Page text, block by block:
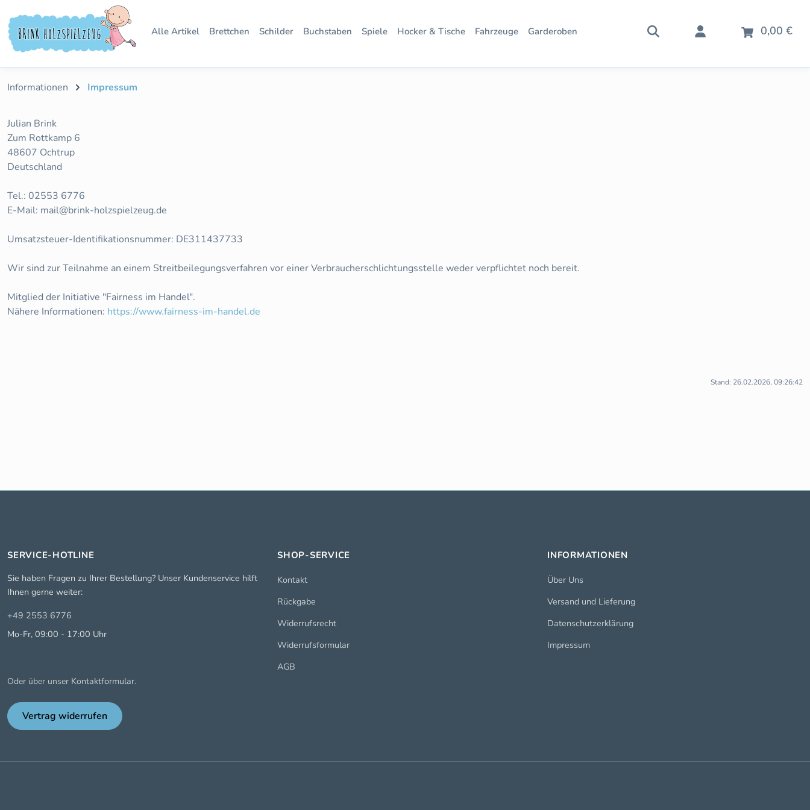
Hauptinhalt springen
Zur Suche springen
Zur Hauptnavigation springen
Alle Artikel Brettchen Schilder Buchstaben Spiele Hocker & Tische Fahrzeuge Garderoben 0,00 €
Informationen Impressum
Julian Brink
Zum Rottkamp 6
48607 Ochtrup
Deutschland
Tel.: 02553 6776
E-Mail: mail@brink-holzspielzeug.de
Umsatzsteuer-Identifikationsnummer: DE311437733
Wir sind zur Teilnahme an einem Streitbeilegungsverfahren vor einer Verbraucherschlichtungsstelle weder verpflichtet noch bereit.
Mitglied der Initiative "Fairness im Handel".
Nähere Informationen: https://www.fairness-im-handel.de
Stand: 26.02.2026, 09:26:42
SERVICE-HOTLINE
Sie haben Fragen zu Ihrer Bestellung? Unser Kundenservice hilft
Ihnen gerne weiter:
+49 2553 6776
Mo-Fr, 09:00 - 17:00 Uhr
Oder über unser Kontaktformular.
Vertrag widerrufen
SHOP-SERVICE
Kontakt
Rückgabe
Widerrufsrecht
Widerrufsformular
AGB
INFORMATIONEN
Über Uns
Versand und Lieferung
Datenschutzerklärung
Impressum